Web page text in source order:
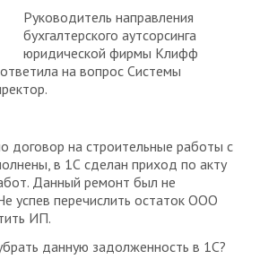
Руководитель направления
бухгалтерского аутсорсинга
юридической фирмы Клифф
на вопрос Системы
договор на строительные работы с
в 1С сделан приход по акту
Данный ремонт был не
успев перечислить остаток ООО
ИП.
данную задолженность в 1С?